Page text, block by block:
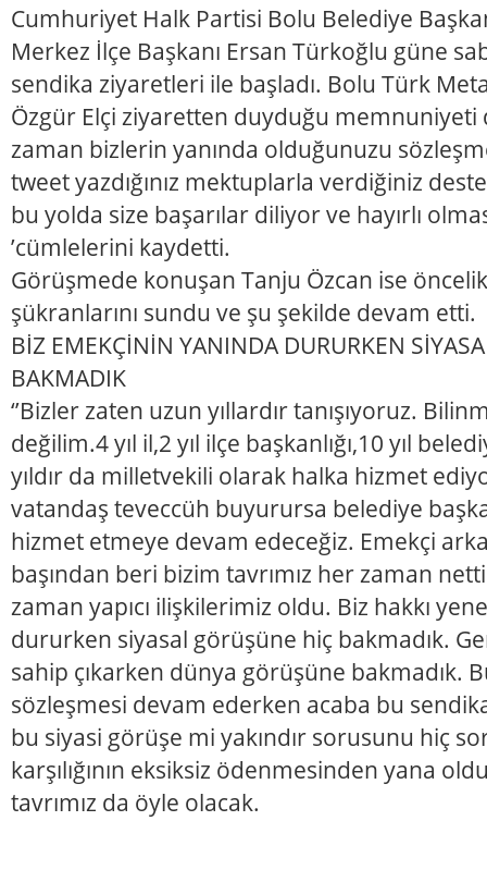
Cumhuriyet Halk Partisi Bolu Belediye
Merkez İlçe Başkanı Ersan Türkoğlu güne
sendika ziyaretleri ile başladı. Bolu Türk
Özgür Elçi ziyaretten duyduğu memnuniyeti
zaman bizlerin yanında olduğunuzu
tweet yazdığınız mektuplarla verdiğiniz
bu yolda size başarılar diliyor ve hayırlı
’cümlelerini kaydetti.
Görüşmede konuşan Tanju Özcan ise
şükranlarını sundu ve şu şekilde devam etti.
BİZ EMEKÇİNİN YANINDA DURURKEN
BAKMADIK
‘’Bizler zaten uzun yıllardır tanışıyoruz.
değilim.4 yıl il,2 yıl ilçe başkanlığı,10 yıl
yıldır da milletvekili olarak halka hizmet
vatandaş teveccüh buyurursa belediye
hizmet etmeye devam edeceğiz. Emekçi
başından beri bizim tavrımız her zaman
zaman yapıcı ilişkilerimiz oldu. Biz hakkı
dururken siyasal görüşüne hiç bakmadık.
sahip çıkarken dünya görüşüne bakmadık.
sözleşmesi devam ederken acaba bu
bu siyasi görüşe mi yakındır sorusunu hiç
karşılığının eksiksiz ödenmesinden yana
tavrımız da öyle olacak.